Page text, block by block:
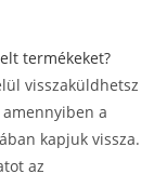
termékeket?
visszaküldhetsz
a
kapjuk vissza.
az